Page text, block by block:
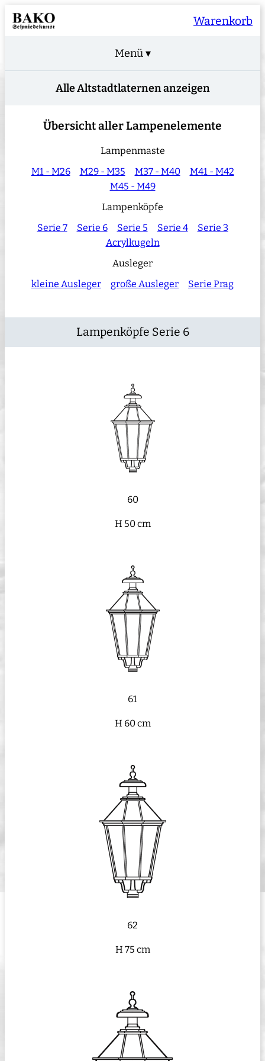
Warenkorb
Menü ▾
Alle Altstadtlaternen anzeigen
Übersicht aller Lampenelemente
Lampenmaste
M1 - M26
M29 - M35 M37 - M40
M41 - M42
M45 - M49
Lampenköpfe
Serie 7
Serie 6 Serie 5 Serie 4
Serie 3
Acrylkugeln
Ausleger
kleine Ausleger
große Ausleger Serie Prag
Lampenköpfe Serie 6
60
H 50 cm
61
H 60 cm
62
H 75 cm